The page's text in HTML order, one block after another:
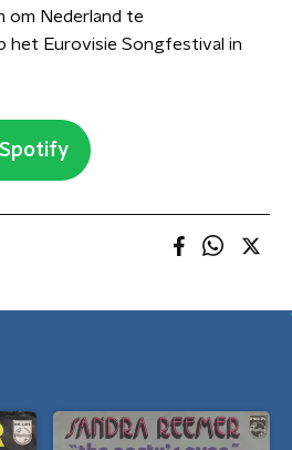
om Nederland te
het Eurovisie Songfestival in